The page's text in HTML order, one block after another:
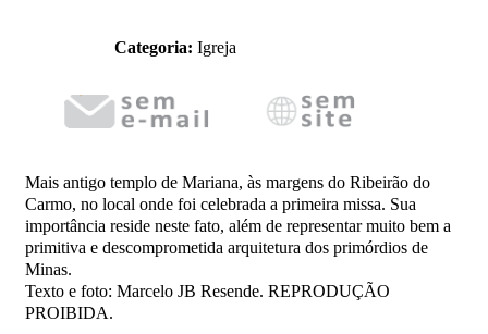
Categoria: Igreja
Mais antigo templo de Mariana, às margens do Ribeirão do
Carmo, no local onde foi celebrada a primeira missa. Sua
importância reside neste fato, além de representar muito bem a
primitiva e descomprometida arquitetura dos primórdios de
Minas.
Texto e foto: Marcelo JB Resende. REPRODUÇÃO
PROIBIDA.